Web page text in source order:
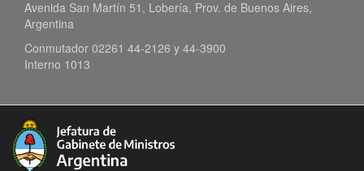
Avenida San Martín 51, Lobería, Prov. de Buenos Aires,
Argentina
Conmutador 02261 44-2126 y 44-3900
Interno 1013